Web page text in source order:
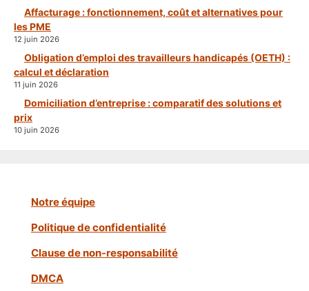
Affacturage : fonctionnement, coût et alternatives pour
les PME
12 juin 2026
Obligation d’emploi des travailleurs handicapés (OETH) :
calcul et déclaration
11 juin 2026
Domiciliation d’entreprise : comparatif des solutions et
prix
10 juin 2026
Notre équipe
Politique de confidentialité
Clause de non-responsabilité
DMCA